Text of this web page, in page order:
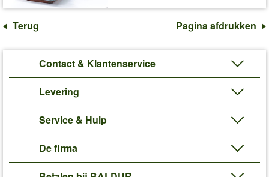
Terug Pagina afdrukken
Contact & Klantenservice
Levering
Service & Hulp
De firma